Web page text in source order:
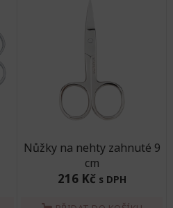
Nůžky na nehty zahnuté 9
cm
216 Kč s DPH